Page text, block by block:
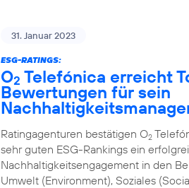
31. Januar 2023
ESG-RATINGS:
O2 Telefónica erreicht
Bewertungen für sein
Ratingagenturen bestätigen O2
sehr guten ESG-Rankings ein
Nachhaltigkeitsengagement in den
Umwelt (Environment), Soziales